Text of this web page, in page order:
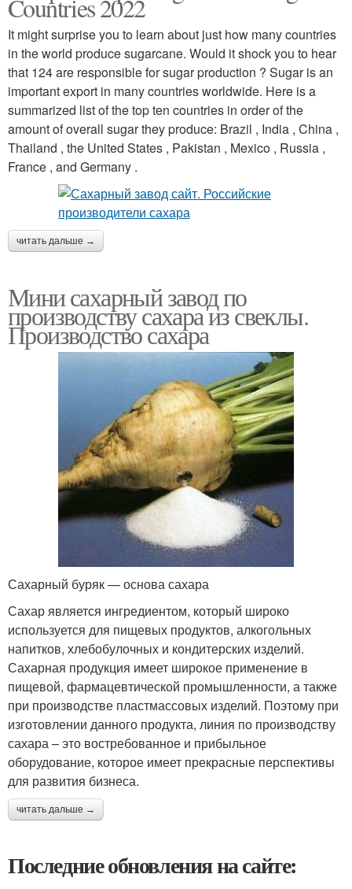
Countries 2022
It might surprise you to learn about just how many countries
in the world produce sugarcane. Would it shock you to hear
that 124 are responsible for sugar production ? Sugar is an
important export in many countries worldwide. Here is a
summarized list of the top ten countries in order of the
amount of overall sugar they produce: Brazil , India , China ,
Thailand , the United States , Pakistan , Mexico , Russia ,
France , and Germany .
читать дальше →
Мини сахарный завод по
производству сахара из свеклы.
Производство сахара
Сахарный буряк — основа сахара
Сахар является ингредиентом, который широко
используется для пищевых продуктов, алкогольных
напитков, хлебобулочных и кондитерских изделий.
Сахарная продукция имеет широкое применение в
пищевой, фармацевтической промышленности, а также
при производстве пластмассовых изделий. Поэтому при
изготовлении данного продукта, линия по производству
сахара – это востребованное и прибыльное
оборудование, которое имеет прекрасные перспективы
для развития бизнеса.
читать дальше →
Последние обновления на сайте: